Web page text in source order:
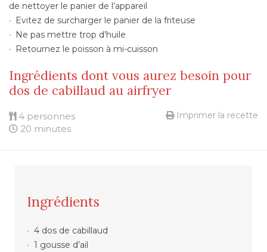
de nettoyer le panier de l’appareil
Evitez de surcharger le panier de la friteuse
Ne pas mettre trop d’huile
Retournez le poisson à mi-cuisson
Ingrédients dont vous aurez besoin pour
dos de cabillaud au airfryer
4 personnes
20 minutes
Imprimer la recette
Ingrédients
4 dos de cabillaud
1 gousse d’ail